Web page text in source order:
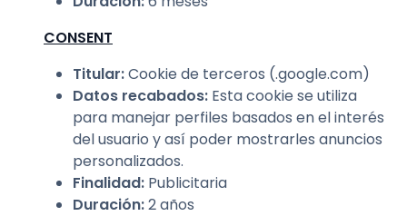
CONSENT
Titular:Cookie de terceros (.google.com)
Datos recabados: Esta cookie se utiliza
para manejar perfiles basados en el interés
del usuario y así poder mostrarles anuncios
personalizados.
Finalidad: Publicitaria
Duración:2 años